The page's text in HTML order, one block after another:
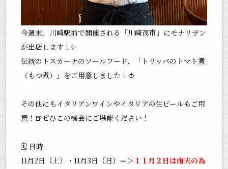
今週末、川崎駅前で開催される「川崎夜市」にモナリザン
が出店します！✨
伝統のトスカーナのソールフード、「トリッパのトマト煮
（もつ煮）」をご用意しました！🍅
その他にもイタリアンワインやイタリアの生ビールもご用
意！🍺ぜひこの機会にご堪能ください！
🗓 日時
11月2日（土）・11月3日（日）＝＞ １１月２日は雨天の為